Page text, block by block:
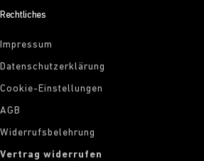
Rechtliches
Impressum
Datenschutzerklärung
Cookie-Einstellungen
AGB
Widerrufsbelehrung
Vertrag widerrufen